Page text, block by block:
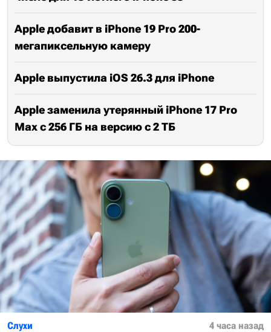
Apple добавит в iPhone 19 Pro 200-
мегапиксельную камеру
Apple выпустила iOS 26.3 для iPhone
Apple заменила утерянный iPhone 17 Pro
Max с 256 ГБ на версию с 2 ТБ
Слухи 4 часа назад